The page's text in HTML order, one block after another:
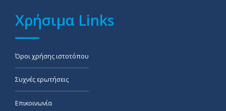
Χρήσιμα Links
Όροι χρήσης ιστοτόπου
Συχνές ερωτήσεις
Επικοινωνία